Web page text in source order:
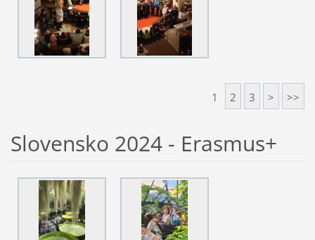
1 2 3 > >>
Slovensko 2024 - Erasmus+